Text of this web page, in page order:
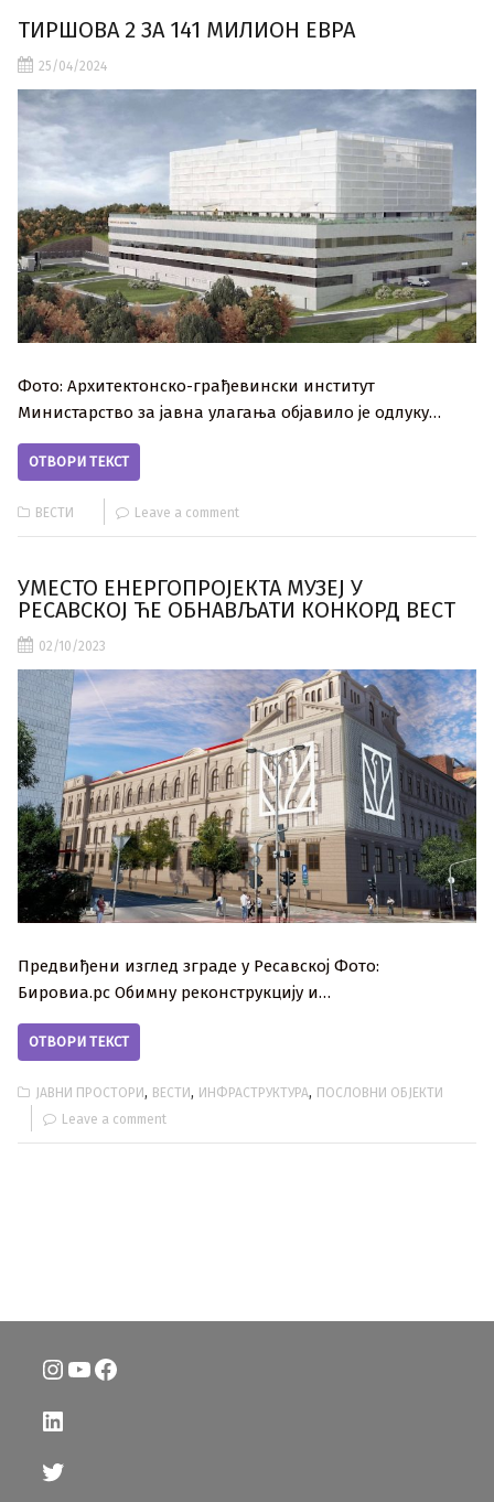
ТИРШОВА 2 ЗА 141 МИЛИОН ЕВРА
25/04/2024
Фото: Архитектонско-грађевински институт
Министарство за јавна улагања објавило је одлуку…
ОТВОРИ ТЕКСТ
ВЕСТИ Leave a comment
УМЕСТО ЕНЕРГОПРОЈЕКТА МУЗЕЈ У
РЕСАВСКОЈ ЋЕ ОБНАВЉАТИ КОНКОРД ВЕСТ
02/10/2023
Предвиђени изглед зграде у Ресавској Фото:
Бировиа.рс Обимну реконструкцију и…
ОТВОРИ ТЕКСТ
ЈАВНИ ПРОСТОРИ, ВЕСТИ, ИНФРАСТРУКТУРА, ПОСЛОВНИ ОБЈЕКТИ
Leave a comment
Instagram
YouTube
Facebook
LinkedIn
Twitter